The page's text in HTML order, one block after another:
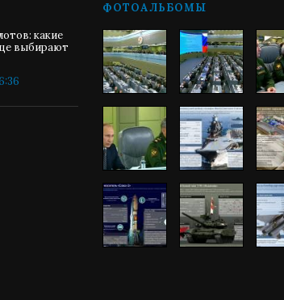
какие
выбирают
ФОТОАЛЬБОМЫ